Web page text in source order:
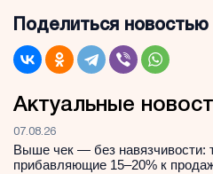
Поделиться новостью
Актуальные
07.08.26
Выше чек — без навязчивости:
прибавляющие 15–20% к